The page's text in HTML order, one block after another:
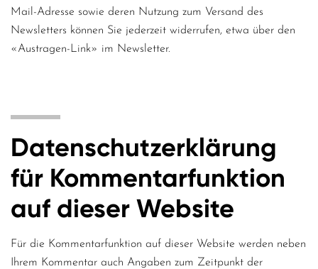
Mail-Adresse sowie deren Nutzung zum Versand des
Newsletters können Sie jederzeit widerrufen, etwa über den
«Austragen-Link» im Newsletter.
Datenschutzerklärung
für Kommentarfunktion
auf dieser Website
Für die Kommentarfunktion auf dieser Website werden neben
Ihrem Kommentar auch Angaben zum Zeitpunkt der